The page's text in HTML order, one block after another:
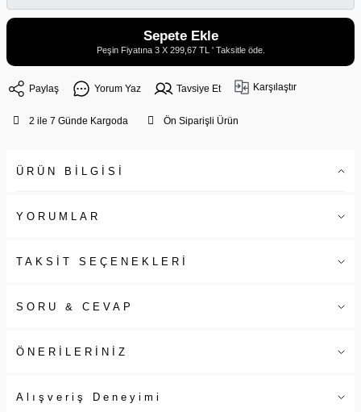
Sepete Ekle
Peşin Fiyatına 3 X 299,67 TL ' Taksitle öde.
Paylaş Yorum Yaz Tavsiye Et Karşılaştır
2 ile 7 Günde Kargoda Ön Siparişli Ürün
ÜRÜN BİLGİSİ
YORUMLAR
TAKSİT SEÇENEKLERİ
SORU & CEVAP
ÖNERİLERİNİZ
Alışveriş Deneyimi